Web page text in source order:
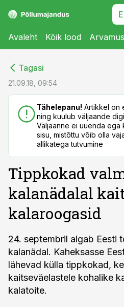
Avaleht Kõik lood
Tagasi
21.09.18, 09:54
Tähelepanu! Artikkel on
ning kuulub väljaande
Väljaanne ei uuenda ega
sisu, mistõttu võib olla
allikatega tutvumine
Tippkokad
kalanädalal
kalaroogasid
24. septembril algab Eesti
kalanädal. Kaheksasse
lähevad külla tippkokad,
kaitseväelastele kohalike
kalatoite.